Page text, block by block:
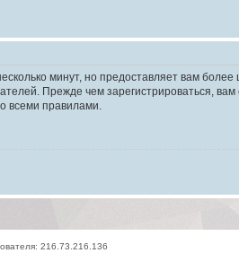
минут, но предоставляет вам
Прежде чем зарегистрироваться,
всеми правилами.
216.73.216.136